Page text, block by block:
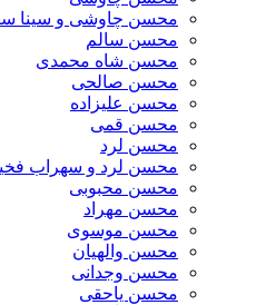
محسن چاوشی و سینا
محسن سالم
محسن شاه محمدی
محسن صالحی
محسن علیزاده
محسن قمی
محسن لرد
محسن لرد و سهراب
محسن محبوبی
محسن مهراد
محسن موسوی
محسن والهیان
محسن وجدانی
محسن یاحقی